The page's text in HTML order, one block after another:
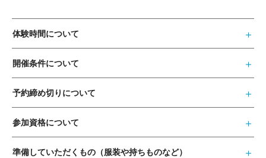
体験時間について
開催条件について
予約締め切りについて
参加資格について
準備していただくもの（服装や持ちものなど）